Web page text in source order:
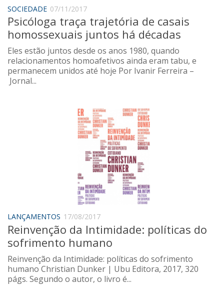
SOCIEDADE 07/11/2017
Psicóloga traça trajetória de casais
homossexuais juntos há décadas
Eles estão juntos desde os anos 1980, quando
relacionamentos homoafetivos ainda eram tabu, e
permanecem unidos até hoje Por Ivanir Ferreira –
Jornal...
LANÇAMENTOS 17/08/2017
Reinvenção da Intimidade: políticas do
sofrimento humano
Reinvenção da Intimidade: políticas do sofrimento
humano Christian Dunker | Ubu Editora, 2017, 320
págs. Segundo o autor, o livro é...